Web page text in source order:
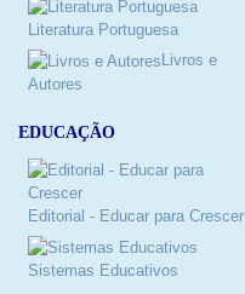
Literatura Portuguesa
Livros e
Autores
EDUCAÇÃO
Editorial - Educar para Crescer
Sistemas Educativos